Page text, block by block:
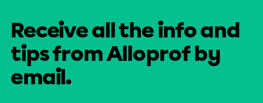
Receive all the info and
tips from Alloprof by
email.